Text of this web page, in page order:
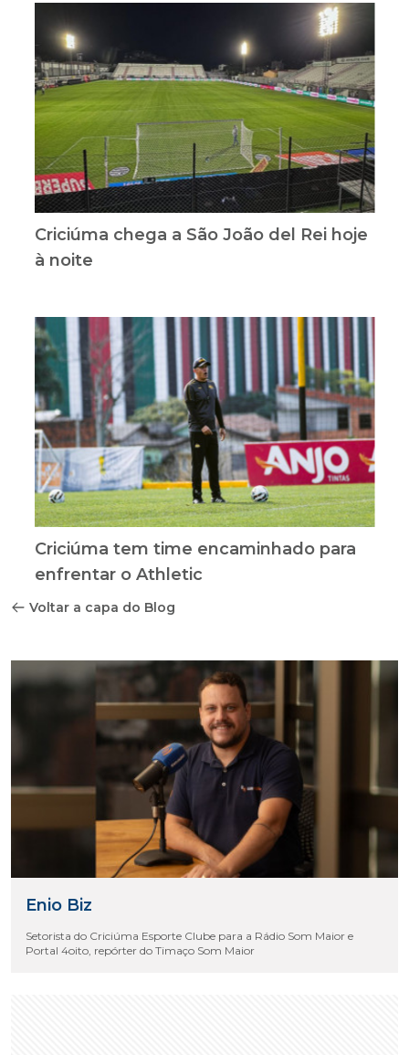
Criciúma chega a São João del Rei hoje
à noite
Criciúma tem time encaminhado para
enfrentar o Athletic
Voltar a capa do Blog
Enio Biz
Setorista do Criciúma Esporte Clube para a Rádio Som Maior e
Portal 4oito, repórter do Timaço Som Maior